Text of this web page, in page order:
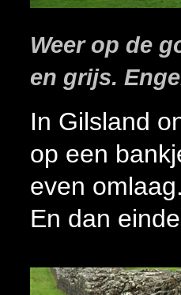
Weer op de
en grijs.
In Gilsland
op een
even
En dan